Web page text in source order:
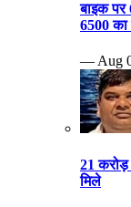
बाइक
6500 का
— Aug
21 करोड़
मिले